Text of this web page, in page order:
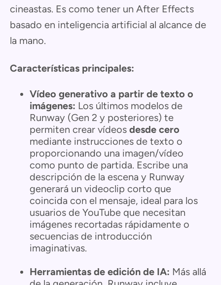
cineastas. Es como tener un After Effects
basado en inteligencia artificial al alcance de
la mano.
Características principales:
Vídeo generativo a partir de texto o
imágenes: Los últimos modelos de
Runway (Gen 2 y posteriores) te
permiten crear vídeos desde cero
mediante instrucciones de texto o
proporcionando una imagen/vídeo
como punto de partida. Escribe una
descripción de la escena y Runway
generará un videoclip corto que
coincida con el mensaje, ideal para los
usuarios de YouTube que necesitan
imágenes recortadas rápidamente o
secuencias de introducción
imaginativas.
Herramientas de edición de IA: Más allá